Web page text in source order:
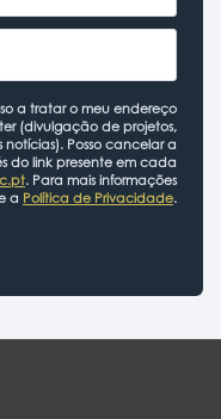
a tratar o meu endereço
(divulgação de projetos,
Posso cancelar a
do link presente em cada
. Para mais informações
a Política de Privacidade.